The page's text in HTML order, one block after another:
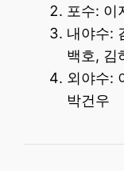
포수: 이
내야수:
백호, 김
외야수:
박건우